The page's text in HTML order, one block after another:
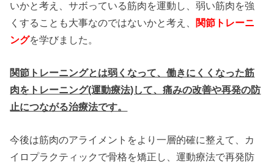
いかと考え、サボっている筋肉を運動し、弱い筋肉を強
くすることも大事なのではないかと考え、 関節トレーニ
ングを学びました。
関節トレーニングとは弱くなって、働きにくくなった筋
肉をトレーニング(運動療法)して、痛みの改善や再発の防
止につながる治療法です。
今後は筋肉のアライメントをより一層的確に整えて、カ
イロプラクティックで骨格を矯正し、運動療法で再発防